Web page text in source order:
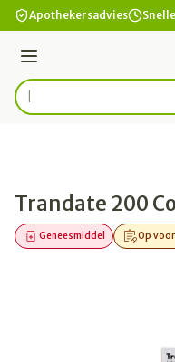
Ga naar de inhoud
Apothekersadvies
Menu
Product, merk,
Trandate 200
Op
Geneesmiddel